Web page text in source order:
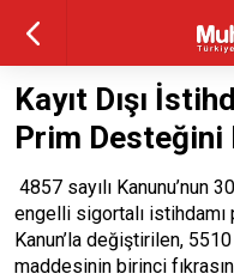
Kayıt Dışı
Prim Desteğini
4857 sayılı Kanunu’nun
engelli sigortalı
Kanun’la değiştirilen, 5510
maddesinin birinci